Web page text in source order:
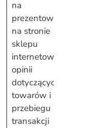
na
prezentowaniu
na stronie
sklepu
internetowego
opinii
dotyczących
towarów i
przebiegu
transakcji